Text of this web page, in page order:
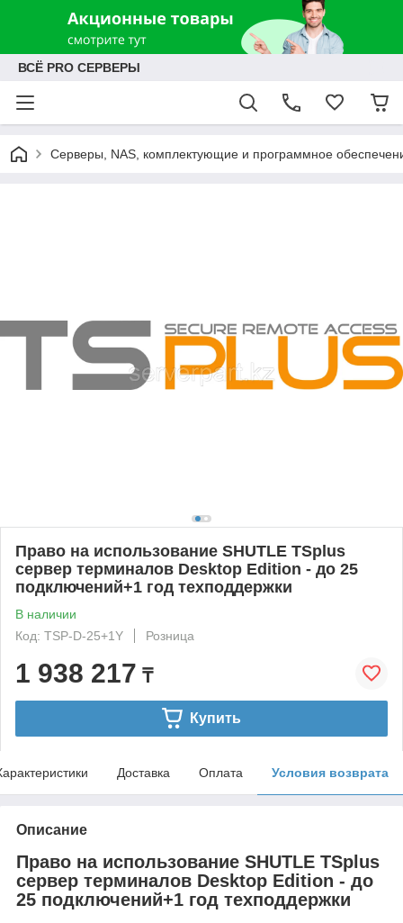
ВСЁ PRO СЕРВЕРЫ
Серверы, NAS, комплектующие и программное
Право на использование SHUTLE TSplus
сервер терминалов Desktop Edition - до 25
подключений+1 год техподдержки
В наличии
Код: TSP-D-25+1Y
Розница
1 938 217 ₸
Купить
Доставка Оплата Условия возврата
Описание
Право на использование SHUTLE TSplus
сервер терминалов Desktop Edition - до
25 подключений+1 год техподдержки